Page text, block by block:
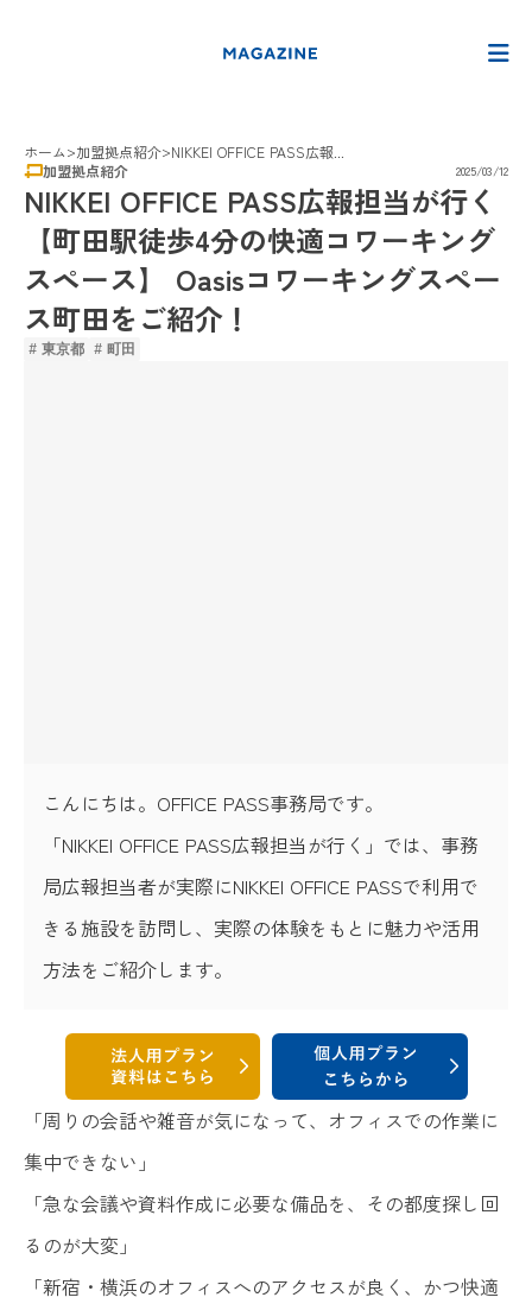
ホーム>加盟拠点紹介>NIKKEI OFFICE PASS広報...
加盟拠点紹介
2025/03/12
NIKKEI OFFICE PASS広報担当が行く
【町田駅徒歩4分の快適コワーキング
スペース】 Oasisコワーキングスペー
ス町田をご紹介！
# 東京都 # 町田
こんにちは。OFFICE PASS事務局です。
「NIKKEI OFFICE PASS広報担当が行く」では、事務
局広報担当者が実際にNIKKEI OFFICE PASSで利用で
きる施設を訪問し、実際の体験をもとに魅力や活用
方法をご紹介します。
「周りの会話や雑音が気になって、オフィスでの作業に
集中できない」
「急な会議や資料作成に必要な備品を、その都度探し回
るのが大変」
「新宿・横浜のオフィスへのアクセスが良く、かつ快適